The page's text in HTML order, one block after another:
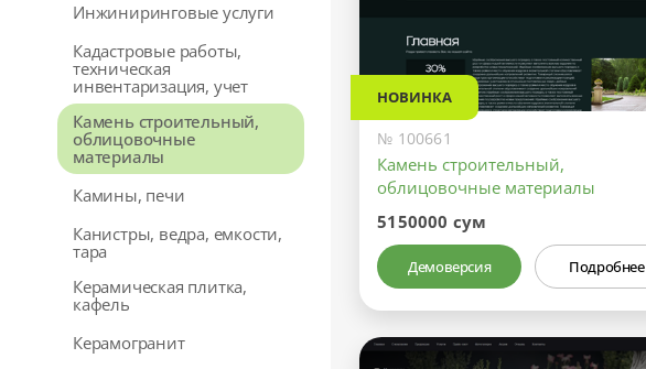
Инжиниринговые услуги
Кадастровые работы,
техническая
инвентаризация, учет
Камень строительный,
облицовочные
материалы
Камины, печи
Канистры, ведра, емкости,
тара
Керамическая плитка,
кафель
Керамогранит
НОВИНКА
№ 100661
Камень строительный,
облицовочные материалы
5150000 сум
Демоверсия Подробнее